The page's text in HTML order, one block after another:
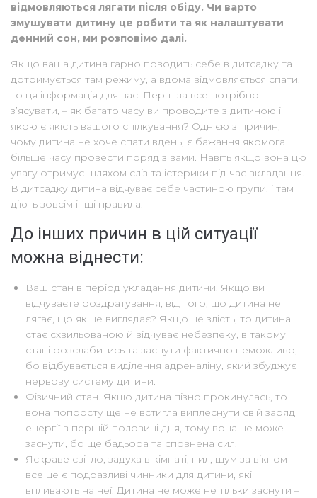
відмовляються лягати після обіду. Чи варто
змушувати дитину це робити та як налаштувати
денний сон, ми розповімо далі.
Якщо ваша дитина гарно поводить себе в дитсадку та
дотримується там режиму, а вдома відмовляється спати,
то ця інформація для вас. Перш за все потрібно
з’ясувати, – як багато часу ви проводите з дитиною і
якою є якість вашого спілкування? Однією з причин,
чому дитина не хоче спати вдень, є бажання якомога
більше часу провести поряд з вами. Навіть якщо вона цю
увагу отримує шляхом сліз та істерики під час вкладання.
В дитсадку дитина відчуває себе частиною групи, і там
діють зовсім інші правила.
До інших причин в цій ситуації
можна віднести:
Ваш стан в період укладання дитини. Якщо ви
відчуваєте роздратування, від того, що дитина не
лягає, що як це виглядає? Якщо це злість, то дитина
стає схвильованою й відчуває небезпеку, в такому
стані розслабитись та заснути фактично неможливо,
бо відбувається виділення адреналіну, який збуджує
нервову систему дитини.
Фізичний стан. Якщо дитина пізно прокинулась, то
вона попросту ще не встигла виплеснути свій заряд
енергії в першій половині дня, тому вона не може
заснути, бо ще бадьора та сповнена сил.
Яскраве світло, задуха в кімнаті, пил, шум за вікном –
все це є подразливі чинники для дитини, які
впливають на неї. Дитина не може не тільки заснути –